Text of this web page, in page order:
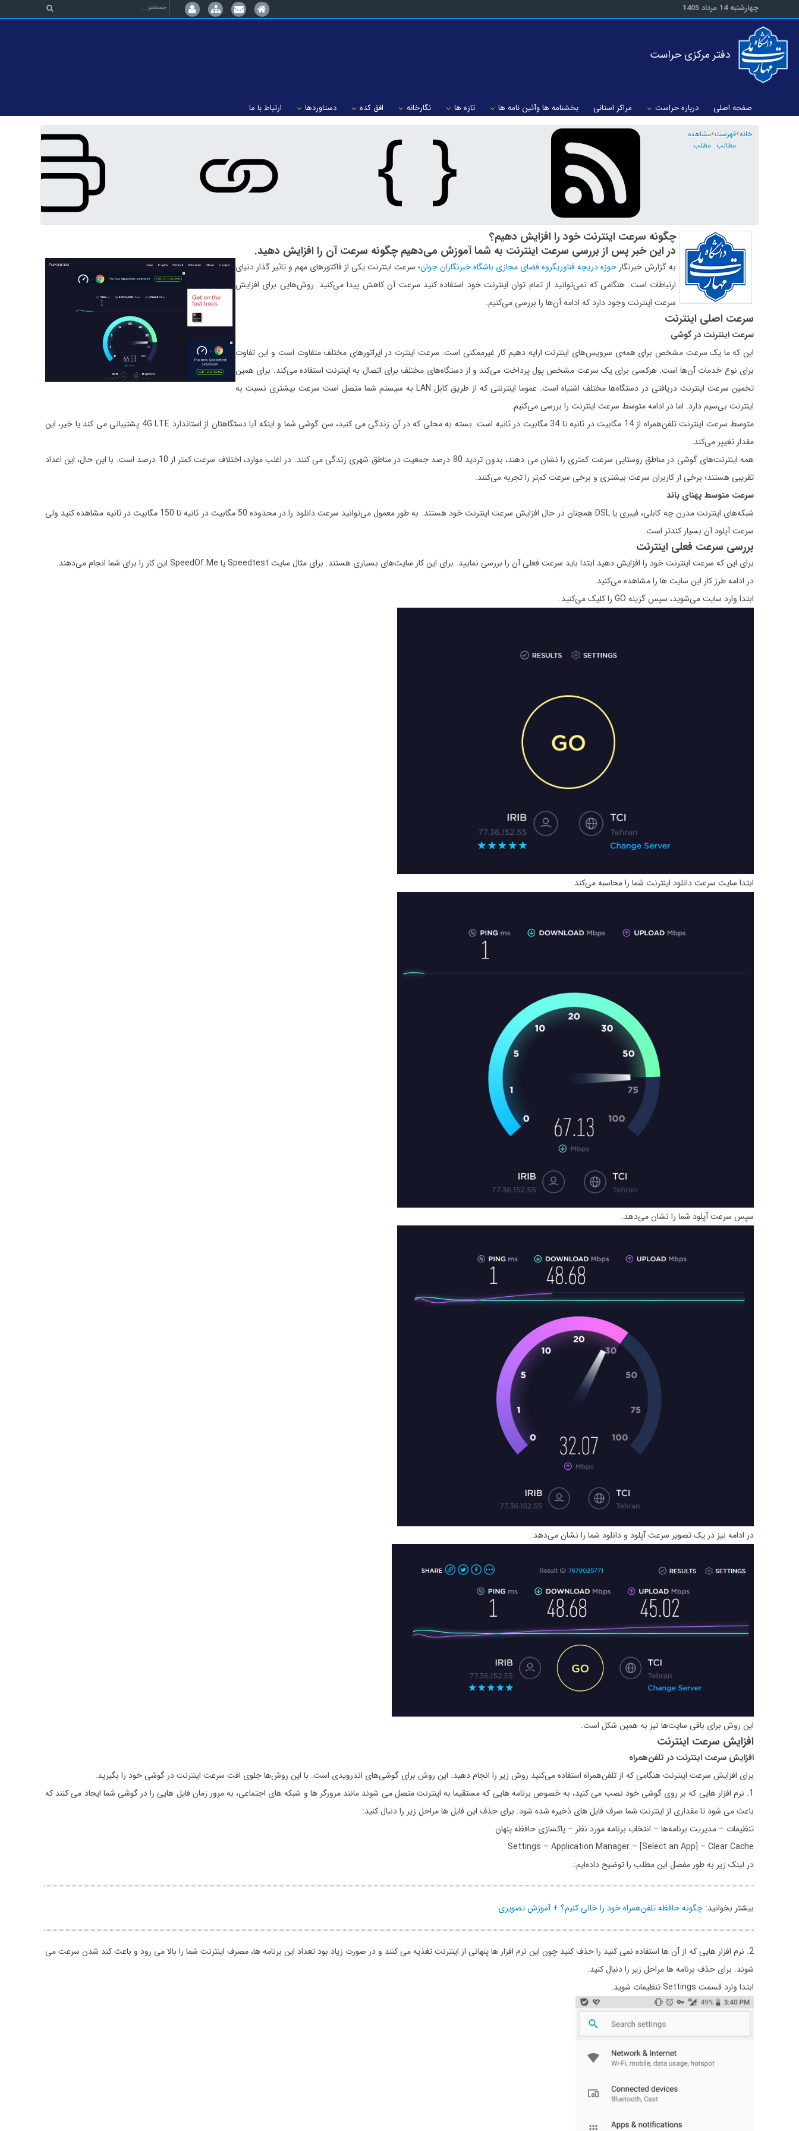
چهارشنبه 14 مرداد 1405
دفتر مرکزی حراست
صفحه اصلی درباره حراست مراکز استانی بخشنامه ها وآئین نامه ها تازه ها نگارخانه افق کده دستاوردها ارتباط با ما
خانه فهرست
مطالب
مشاهده
مطلب
چگونه سرعت اینترنت خود را افزایش دهیم؟
در این خبر پس از بررسی سرعت اینترنت به شما آموزش می‌دهیم چگونه سرعت آن را افزایش دهید.
به گزارش خبرنگار حوزه دریچه فناوریگروه فضای مجازی باشگاه خبرنگاران جوان؛ سرعت اینترنت یکی از فاکتورهای مهم و تاثیر گذار دنیای
ارتباطات است. هنگامی که نمی‌توانید از تمام توان اینترنت خود استفاده کنید سرعت آن کاهش پیدا می‌کنید. روش‌هایی برای افزایش
سرعت اینترنت وجود دارد که ادامه آن‌ها را بررسی می‌کنیم.
سرعت اصلی اینترنت
سرعت اینترنت در گوشی
این که ما یک سرعت مشخص برای همه‌ی سرویس‌های اینترنت ارایه دهیم کار غیرممکنی است. سرعت اینترت در اپراتورهای مختلف متفاوت است و این تفاوت
برای نوع خدمات آن‌ها است. هرکسی برای یک سرعت مشخص پول پرداخت می‌کند و از دستگاه‌های مختلف برای اتصال به اینترنت استفاده می‌کند. برای همین
تخمین سرعت اینترنت دریافتی در دستگاه‌ها مختلف اشتباه است. عموما اینترنتی که از طریق کابل LAN به سیستم شما متصل است سرعت بیشتری نسبت به
اینترنت بی‌سیم دارد. اما در ادامه متوسط سرعت اینترنت را بررسی می‌کنیم.
متوسط سرعت اینترنت تلفن‌همراه از 14 مگابیت در ثانیه تا 34 مگابیت در ثانیه است. بسته به محلی که در آن زندگی می کنید، سن گوشی شما و اینکه آیا دستگاهتان از استاندارد 4G LTE پشتیبانی می کند یا خیر، این
مقدار تغییر می‌کند.
همه اینترنت‌های گوشی در مناطق روستایی سرعت کمتری را نشان می دهند، بدون تردید 80 درصد جمعیت در مناطق شهری زندگی می کنند. در اغلب موارد، اختلاف سرعت کمتر از 10 درصد است. با این حال، این اعداد
تقریبی هستند؛ برخی از کاربران سرعت بیشتری و برخی سرعت کم‌تر را تجربه می‌کنند.
سرعت متوسط ​​پهنای باند
شبکه‌های اینترنت مدرن چه کابلی، فیبری یا DSL همچنان در حال افزایش سرعت اینترنت خود هستند. به طور معمول می‌توانید سرعت دانلود را در محدوده 50 مگابیت در ثانیه تا 150 مگابیت در ثانیه مشاهده کنید ولی
سرعت آپلود آن بسیار کندتر است.
بررسی سرعت فعلی اینترنت
برای این که سرعت اینترنت خود را افزایش دهید ابتدا باید سرعت فعلی آن را بررسی نمایید. برای این کار سایت‌های بسیاری هستند. برای مثال سایت Speedtest یا SpeedOf.Me این کار را برای شما انجام می‌دهند.
در ادامه طرز کار این سایت ‌ها را مشاهده می‌کنید.
ابتدا وارد سایت می‌شوید، سپس گزینه GO را کلیک می‌کنید.
ابتدا سایت سرعت دانلود اینترنت شما را محاسبه می‌کند.
سپس سرعت آپلود شما را نشان می‌دهد.
در ادامه نیز در یک تصویر سرعت آپلود و دانلود شما را نشان می‌دهد.
این روش برای باقی سایت‌‌ها نیز به همین شکل است.
افزایش سرعت اینترنت
افزایش سرعت اینترنت در تلفن‌همراه
برای افزایش سرعت اینترنت هنگامی که از تلفن‌همراه استفاده می‌کنید روش زیر را انجام دهید. این روش برای گوشی‌های اندرویدی است. با این روش‌ها جلوی افت سرعت اینترنت در گوشی خود را بگیرید.
1. نرم افزار هایی که بر روی گوشی خود نصب می کنید، به خصوص برنامه هایی که مستقیما به اینترنت متصل می شوند مانند مرورگر ها و شبکه های اجتماعی، به مرور زمان فایل هایی را در گوشی شما ایجاد می کنند که
باعث می شود تا مقداری از اینترنت شما صرف فایل های ذخیره شده شود. برای حذف این فایل ها مراحل زیر را دنبال کنید:
تنظیمات – مدیریت برنامه‌ها – انتخاب برنامه مورد نظر – پاکسازی حافظه پنهان
Settings – Application Manager – [Select an App] – Clear Cache
در لینک زیر به طور مفصل این مطلب را توضیح داده‌ایم:
بیشتر بخوانید: چگونه حافظه تلفن‌همراه خود را خالی کنیم؟ + آموزش تصویری
2. نرم افزار هایی که از آن ها استفاده نمی کنید را حذف کنید چون این نرم افزار ها پنهانی از اینترنت تغذیه می کنند و در صورت زیاد بود تعداد این برنامه ها، مصرف اینترنت شما را بالا می رود و باعث کند شدن سرعت می
شوند. برای حذف برنامه ها مراحل زیر را دنبال کنید.
ابتدا وارد قسمت Settings تنظیمات شوید.